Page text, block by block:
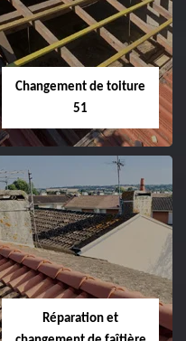
51
Changement de toiture
51
Changement de
toiture 51
Réparation et